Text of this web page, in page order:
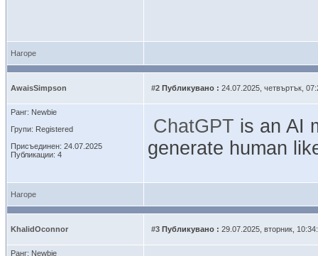
Нагоре
AwaisSimpson #2 Публикувано : 24.07.2025, четвъртък,
Ранг: Newbie
Групи: Registered
Присъединен: 24.07.2025
Публикации: 4
ChatGPT is an AI
generate human
Нагоре
KhalidOconnor #3 Публикувано : 29.07.2025, вторник,
Ранг: Newbie